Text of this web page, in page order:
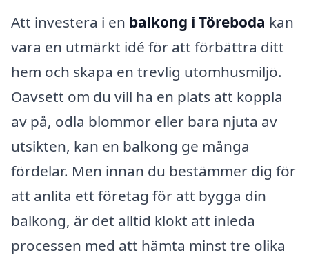
Att investera i en balkong i Töreboda kan
vara en utmärkt idé för att förbättra ditt
hem och skapa en trevlig utomhusmiljö.
Oavsett om du vill ha en plats att koppla
av på, odla blommor eller bara njuta av
utsikten, kan en balkong ge många
fördelar. Men innan du bestämmer dig för
att anlita ett företag för att bygga din
balkong, är det alltid klokt att inleda
processen med att hämta minst tre olika